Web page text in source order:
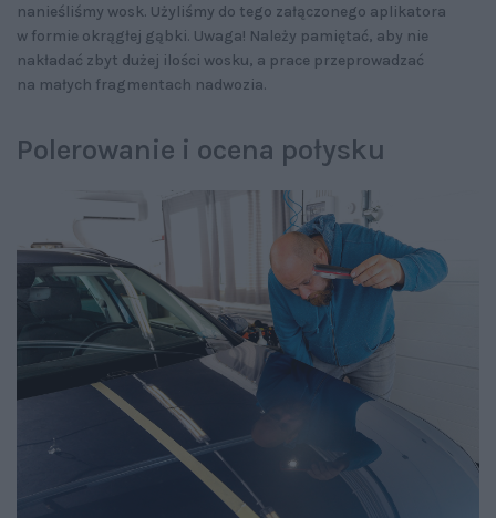
nanieśliśmy wosk. Użyliśmy do tego załączonego aplikatora
w formie okrągłej gąbki. Uwaga! Należy pamiętać, aby nie
nakładać zbyt dużej ilości wosku, a prace przeprowadzać
na małych fragmentach nadwozia.
Polerowanie i ocena połysku